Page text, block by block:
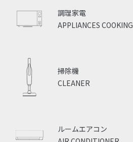
APPLIANCES COOKING
調理家電
CLEANER
掃除機
ルームエアコン